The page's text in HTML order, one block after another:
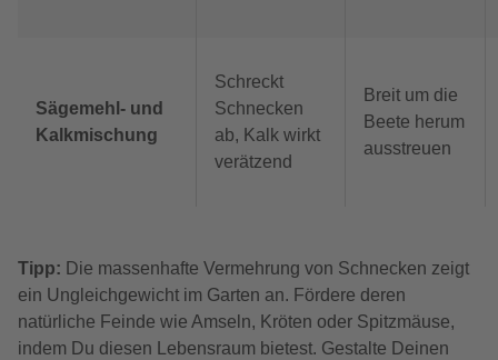
Sägemehl- und
Kalkmischung
Schreckt
Schnecken
ab, Kalk wirkt
verätzend
Breit um die
Beete herum
ausstreuen
Tipp: Die massenhafte Vermehrung von Schnecken zeigt
ein Ungleichgewicht im Garten an. Fördere deren
natürliche Feinde wie Amseln, Kröten oder Spitzmäuse,
indem Du diesen Lebensraum bietest. Gestalte Deinen